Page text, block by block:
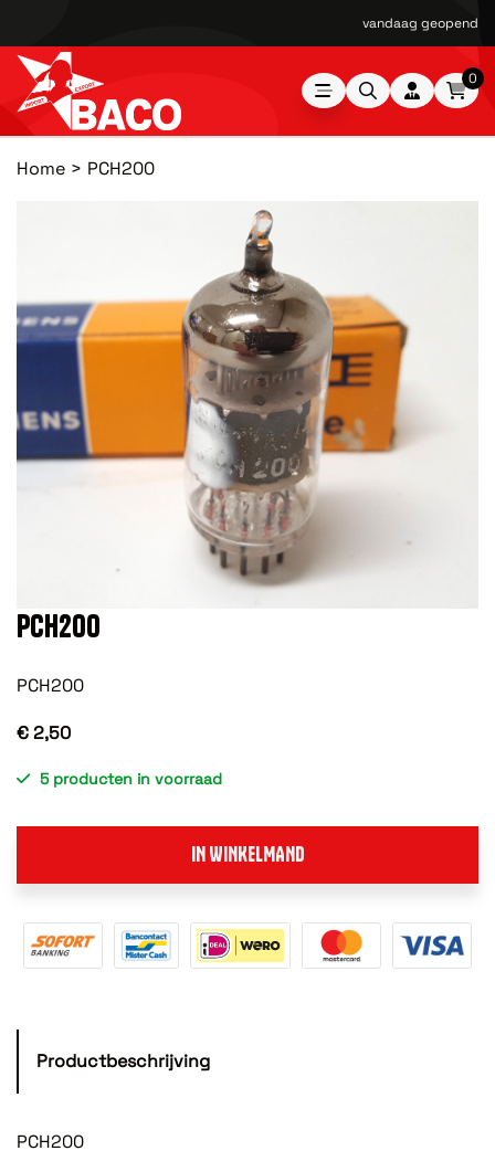
vandaag geopend
0
Home PCH200
PCH200
PCH200
€ 2,50
5 producten in voorraad
IN WINKELMAND
Productbeschrijving
PCH200